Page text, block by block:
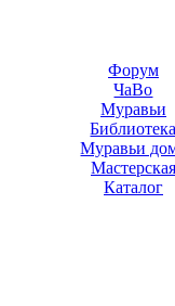
Форум
ЧаВо
Муравьи
Муравьи
Мастерская
Каталог